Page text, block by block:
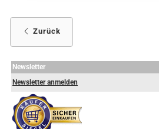
Zurück
Newsletter
Newsletter anmelden